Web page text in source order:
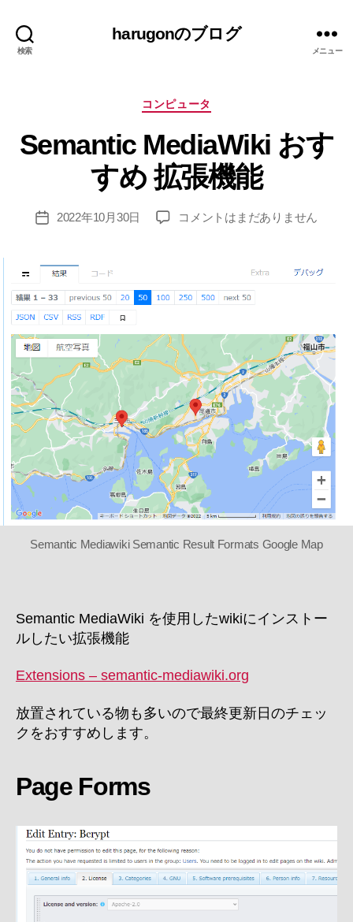
検索
harugonのブログ
メニュー
カ
ゴ
リ
ー
コンピュータ
Semantic MediaWiki おす
すめ 拡張機能
稿
成
者
:
ar
投
2022年10月30日
Semantic
め
張
機
能
へ
の
コメントはまだありません
Semantic Mediawiki Semantic Result Formats Google Map
Semantic MediaWiki を使用したwikiにインストー
ルしたい拡張機能
Extensions – semantic-mediawiki.org
放置されている物も多いので最終更新日のチェッ
クをおすすめします。
Page Forms